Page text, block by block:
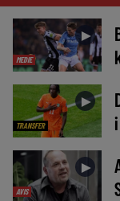
MEDIE
►
TRANSFER
►
AVIS
►